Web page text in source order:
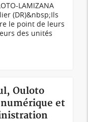
LAMIZANA
(DR)&nbsp;Ils
le point de leurs
des unités
Ouloto
et